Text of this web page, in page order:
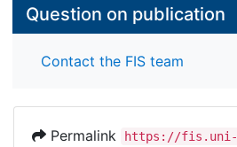
Question on publication
Contact the FIS team
Permalink
https://fis.uni-